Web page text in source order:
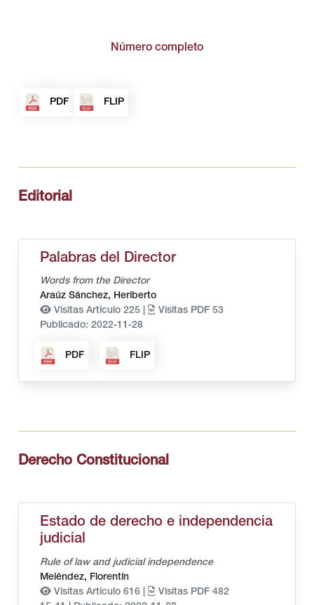
Número completo
PDF FLIP
Editorial
Palabras del Director
Words from the Director
Araúz Sánchez, Heriberto
Visitas Artículo 225 |
Visitas PDF 53
Publicado: 2022-11-28
PDF FLIP
Derecho Constitucional
Estado de derecho e independencia
judicial
Rule of law and judicial independence
Meléndez, Florentín
Visitas Artículo 616 |
Visitas PDF 482